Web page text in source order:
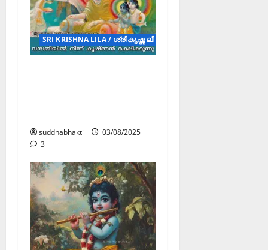
SRI KRISHNA LILA / ശ്രീകൃഷ്ണ ലീല (STORY)
suddhabhakti
03/08/2025
3